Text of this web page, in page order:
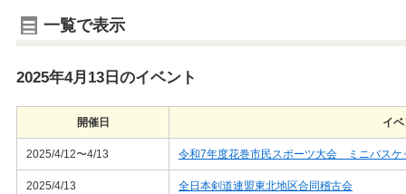
一覧で表示
2025年4月13日のイベント
開催日 イ
2025/4/12〜4/13 令和7年度花巻市民スポーツ大会 ミニバスケ
2025/4/13 全日本剣道連盟東北地区合同稽古会